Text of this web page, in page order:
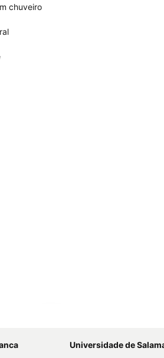
chuveiro
Universidade de